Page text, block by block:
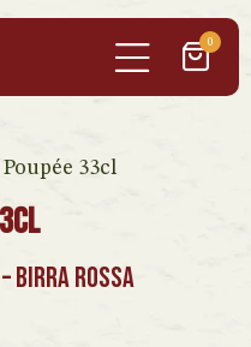
0
33cl
– Birra rossa